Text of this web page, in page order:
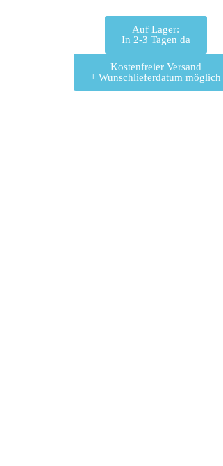
Auf Lager:
In 2-3 Tagen da
Kostenfreier Versand
+ Wunschlieferdatum möglich